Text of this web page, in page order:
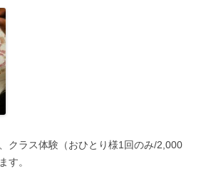
クラス体験（おひとり様1回のみ/2,000
す。